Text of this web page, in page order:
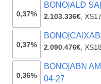
0,37%
BONO|ALD
2.103.336€,
0,37% 2.090.476€,
0,36%
BONO|ABN
04-27